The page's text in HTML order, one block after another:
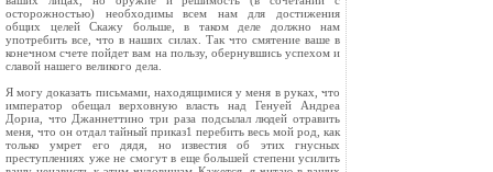
осторожностью) необходимы всем нам для достижения
общих целей Скажу больше, в таком деле должно нам
употребить все, что в наших силах. Так что смятение ваше в
конечном счете пойдет вам на пользу, обернувшись успехом и
славой нашего великого дела.
Я могу доказать письмами, находящимися у меня в руках, что
император обещал верховную власть над Генуей Андреа
Дориа, что Джаннеттино три раза подсылал людей отравить
меня, что он отдал тайный приказ1 перебить весь мой род, как
только умрет его дядя, но известия об этих гнусных
преступлениях уже не смогут в еще большей степени усилить